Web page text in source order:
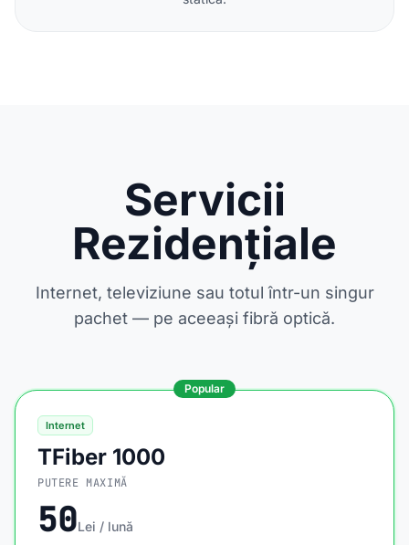
Servicii
Rezidențiale
Internet, televiziune sau totul într-un singur
pachet — pe aceeași fibră optică.
Popular
Internet
TFiber 1000
PUTERE MAXIMĂ
50Lei / lună